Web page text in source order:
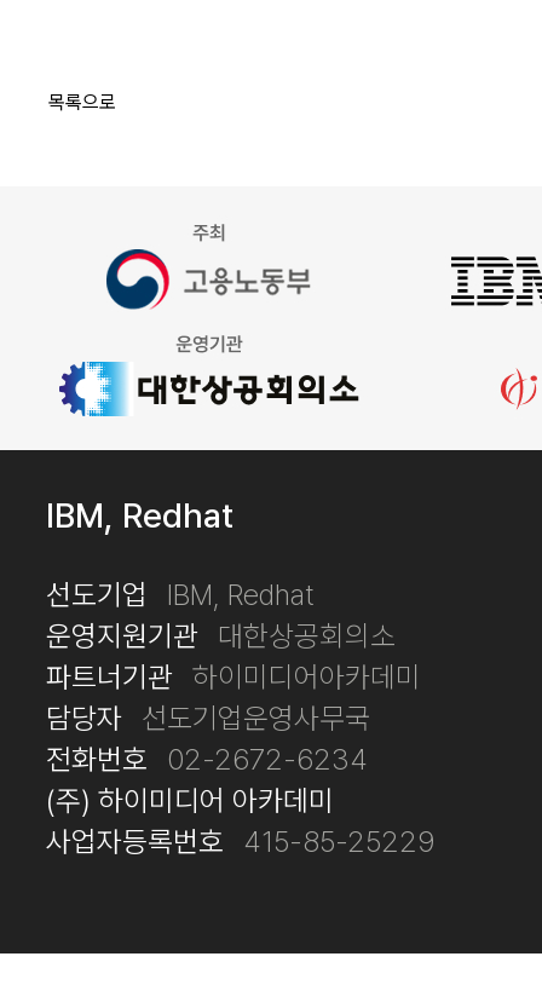
목록으로
IBM, Redhat
선도기업
IBM, Redhat
운영지원기관
대한상공회의소
파트너기관 하이미디어아카데미
담당자 선도기업운영사무국
전화번호
02-2672-6234
(주) 하이미디어 아카데미
사업자등록번호
415-85-25229